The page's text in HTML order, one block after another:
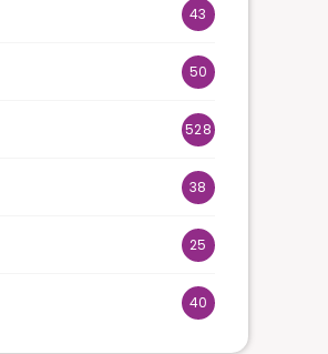
43
50
528
38
25
40